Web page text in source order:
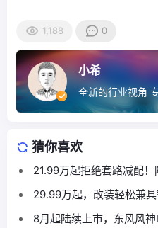
1,188 0
小希
全新的行业视角
猜你喜欢
21.99万起拒绝套路减配
29.99万起，改装轻松兼
8月起陆续上市，东风风